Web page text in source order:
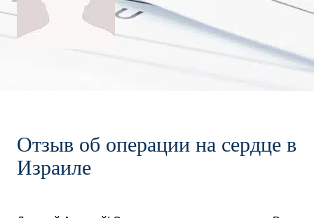
Отзыв об операции на сердце в
Израиле